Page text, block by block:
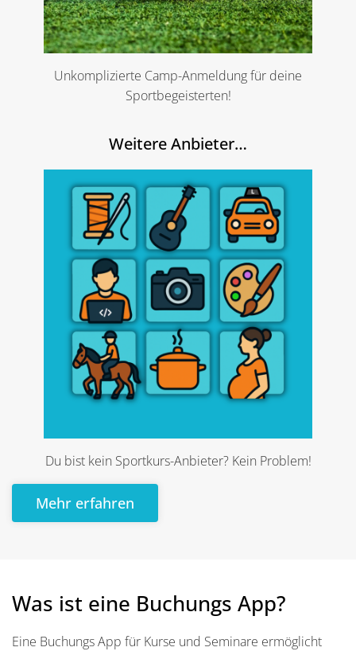
Unkomplizierte Camp-Anmeldung für deine
Sportbegeisterten!
Weitere Anbieter…
Du bist kein Sportkurs-Anbieter? Kein Problem!
Mehr erfahren
Was ist eine Buchungs App?
Eine Buchungs App für Kurse und Seminare ermöglicht